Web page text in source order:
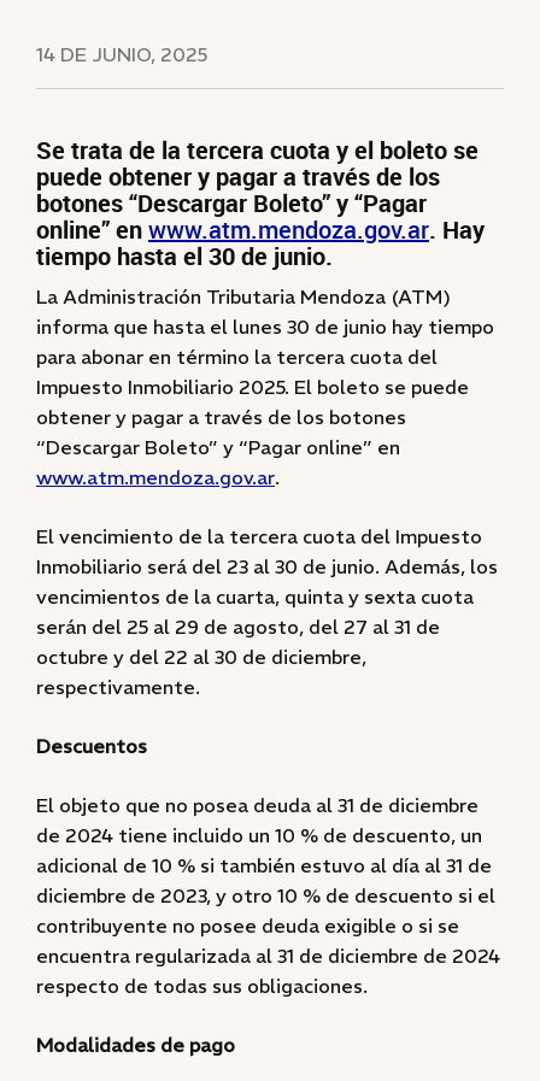
14 DE JUNIO, 2025
Se trata de la tercera cuota y el boleto se
puede obtener y pagar a través de los
botones “Descargar Boleto” y “Pagar
online” enwww.atm.mendoza.gov.ar. Hay
tiempo hasta el 30 de junio.
La Administración Tributaria Mendoza (ATM)
informa que hasta el lunes 30 de junio hay tiempo
para abonar en término la tercera cuota del
Impuesto Inmobiliario 2025. El boleto se puede
obtener y pagar a través de los botones
“Descargar Boleto” y “Pagar online” en
www.atm.mendoza.gov.ar.
El vencimiento de la tercera cuota del Impuesto
Inmobiliario será del 23 al 30 de junio. Además, los
vencimientos de la cuarta, quinta y sexta cuota
serán del 25 al 29 de agosto, del 27 al 31 de
octubre y del 22 al 30 de diciembre,
respectivamente.
Descuentos
El objeto que no posea deuda al 31 de diciembre
de 2024 tiene incluido un 10 % de descuento, un
adicional de 10 % si también estuvo al día al 31 de
diciembre de 2023, y otro 10 % de descuento si el
contribuyente no posee deuda exigible o si se
encuentra regularizada al 31 de diciembre de 2024
respecto de todas sus obligaciones.
Modalidades de pago